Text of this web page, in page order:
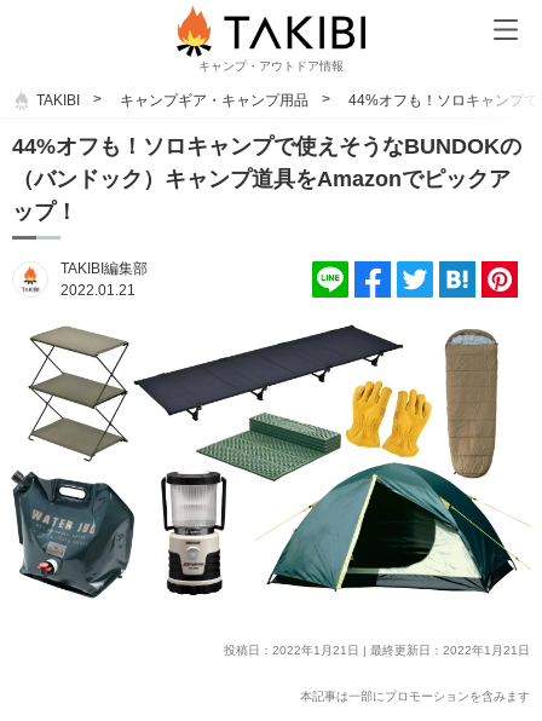
キャンプ・アウトドア情報
TAKIBI キャンプギア・キャンプ用品 44%オフも！ソロキャンプ
44%オフも！ソロキャンプで使えそうなBUNDOKの
（バンドック）キャンプ道具をAmazonでピックア
ップ！
TAKIBI編集部
2022.01.21
投稿日：2022年1月21日 | 最終更新日：2022年1月21日
本記事は一部にプロモーションを含みます